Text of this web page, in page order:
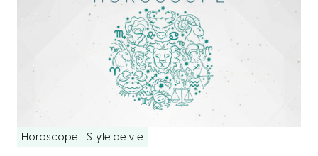
Horoscope Style de vie